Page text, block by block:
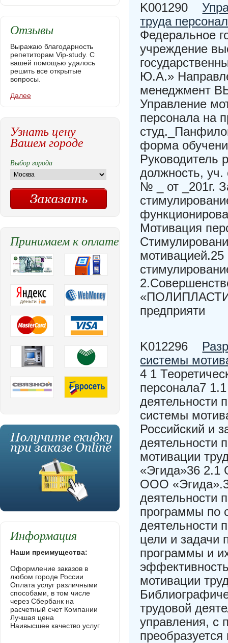
K001290
труда
Федеральное
учреждение
Ю.А.»
менеджмент
Управление
персонала на
форма
должность,
№ _ от _201г.
Мотивация
предприяти
K012296
системы
4 1
персонала7
деятельности
системы
Российский и
деятельности
мотивации
«Эгида»36 2.1
ООО
деятельности
программы по
деятельности
цели и задачи
программы и
мотивации
трудовой
управления, с
Отзывы
Выражаю благодарность
репетиторам Vip-study. С
вашей помощью удалось
решить все открытые
вопросы.
Далее
Узнать цену
Вашем городе
Выбор города
Принимаем к оплате
Информация
Наши преимущества:
Оформление заказов в
любом городе России
Оплата услуг различными
способами, в том числе
через Сбербанк на
расчетный счет Компании
Лучшая цена
Наивысшее качество услуг